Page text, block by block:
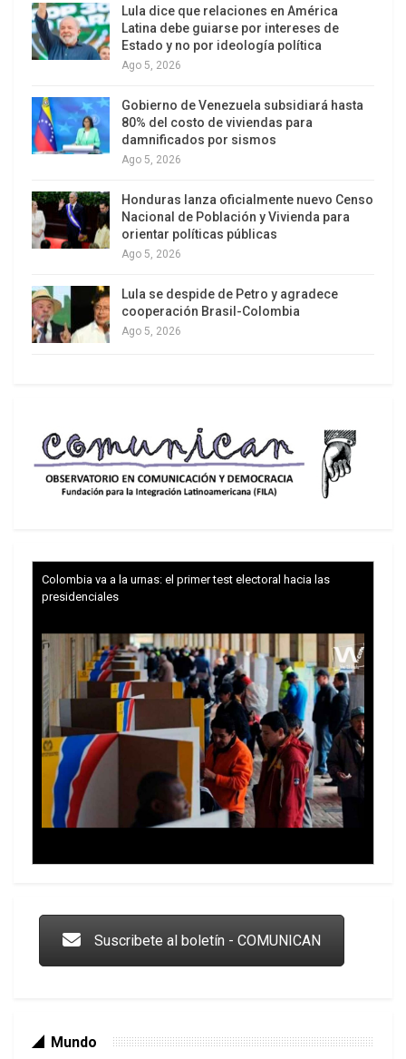
Las autoridades militares aclararon que ese
monto no incluye los gastos de reparación de las
instalaciones estadounidenses dañadas en
ataques iraníes, por lo que el costo final será
todavía más elevado. Informes complementarios
advierten que, al sumar reconstrucción, reposición
factura real de la contienda podría situarse muy
por encima de las cifras oficiales.
Lula dice que relaciones en América
Latina debe guiarse por intereses de
Estado y no por ideología política
Ago 5, 2026
Gobierno de Venezuela subsidiará hasta
80% del costo de viviendas para
damnificados por sismos
Ago 5, 2026
Honduras lanza oficialmente nuevo Censo
Nacional de Población y Vivienda para
orientar políticas públicas
Ago 5, 2026
Lula se despide de Petro y agradece
cooperación Brasil-Colombia
Ago 5, 2026
Colombia va a la urnas: el primer test electoral hacia las
presidenciales
Suscribete al boletín - COMUNICAN
Mundo